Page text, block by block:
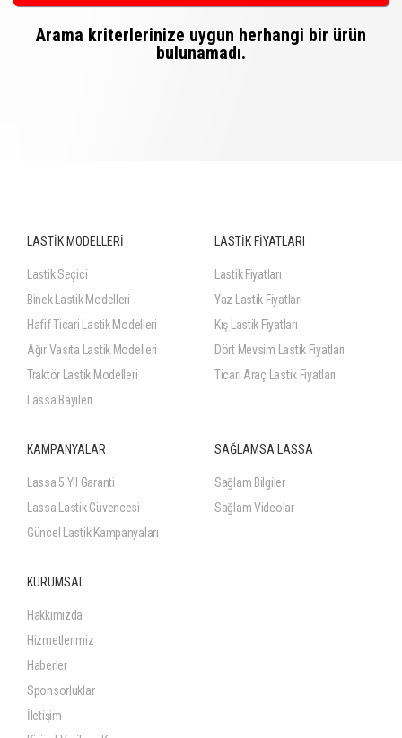
Arama kriterlerinize uygun herhangi bir ürün
bulunamadı.
LASTİK MODELLERİ
Lastik Seçici
Binek Lastik Modelleri
Hafif Ticari Lastik Modelleri
Ağır Vasıta Lastik Modelleri
Traktör Lastik Modelleri
Lassa Bayileri
LASTİK FİYATLARI
Lastik Fiyatları
Yaz Lastik Fiyatları
Kış Lastik Fiyatları
Dört Mevsim Lastik Fiyatları
Ticari Araç Lastik Fiyatları
KAMPANYALAR
Lassa 5 Yıl Garanti
Lassa Lastik Güvencesi
Güncel Lastik Kampanyaları
SAĞLAMSA LASSA
Sağlam Bilgiler
Sağlam Videolar
KURUMSAL
Hakkımızda
Hizmetlerimiz
Haberler
Sponsorluklar
İletişim